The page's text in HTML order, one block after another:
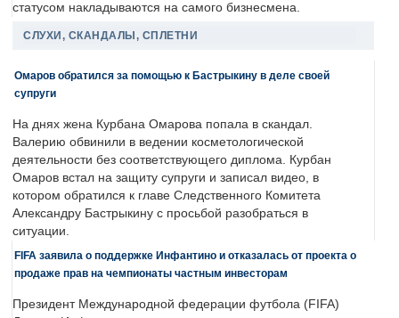
статусом накладываются на самого бизнесмена.
СЛУХИ, СКАНДАЛЫ, СПЛЕТНИ
Омаров обратился за помощью к Бастрыкину в деле своей
супруги
На днях жена Курбана Омарова попала в скандал.
Валерию обвинили в ведении косметологической
деятельности без соответствующего диплома. Курбан
Омаров встал на защиту супруги и записал видео, в
котором обратился к главе Следственного Комитета
Александру Бастрыкину с просьбой разобраться в
ситуации.
FIFA заявила о поддержке Инфантино и отказалась от проекта о
продаже прав на чемпионаты частным инвесторам
Президент Международной федерации футбола (FIFA)